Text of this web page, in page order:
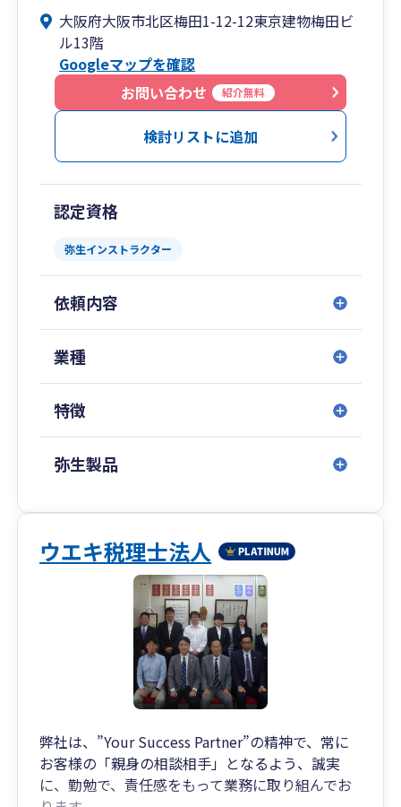
・中小企業の経営者様で、決算書を“融資に強
い”状態にしたい
・創業間もない、または成長段階の法人で、会
計・税務の整備から始めたい
・将来的に事業承継や相続を見据えて、税務・財
務の準備を進めたい
・生きた事業計画とともに、圧倒的スピードで成
長したい
■【全国14拠点】※オンラインの場合は全国対応
東京都（池袋）／神奈川県（横浜）／山梨県（甲
府）／大阪府／
広島県／山口県（周南）／福岡県（博多・北九
州）／佐賀県／
長崎県／埼玉県（川越）／千葉県／愛知県（名古
屋）／沖縄県（那覇）
■専門著書やセミナー講演等多数
金融機関をはじめ、各業界で相続や事業承継に関
するセミナー講演実績も多数ございます。
等、高い専門性を誇ります。
梅田オフィスはアットホームな雰囲気です！！
大阪府大阪市北区梅田1-12-12東京建物梅田ビ
ル13階
Googleマップを確認
お問い合わせ
紹介無料
検討リストに追加
認定資格
弥生インストラクター
依頼内容
業種
特徴
弥生製品
ウエキ税理士法人
弊社は、”Your Success Partner”の精神で、常に
お客様の「親身の相談相手」となるよう、誠実
に、勤勉で、責任感をもって業務に取り組んでお